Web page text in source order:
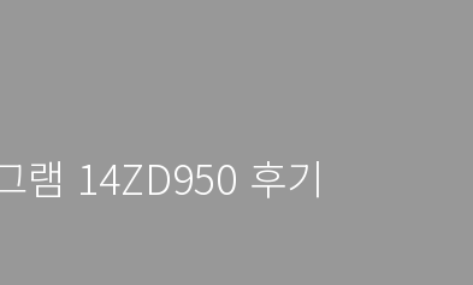
램 14ZD950 후기